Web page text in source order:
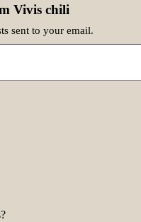
Vivis chili
sent to your email.